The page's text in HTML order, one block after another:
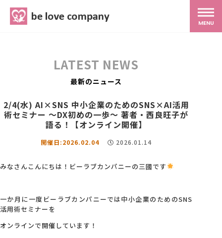
MENU
SNS広報
最新ブログ
LATEST NEWS
最新のニュース
2/4(水) AI×SNS 中小企業のためのSNS×AI活用
術セミナー ～DX初めの一歩～ 著者・西良旺子が
語る！【オンライン開催】
開催日:2026.02.04 2026.01.14
みなさんこんにちは！ビーラブカンパニーの三國です
一か月に一度ビーラブカンパニーでは中小企業のためのSNS
活用術セミナーを
オンラインで開催しています！